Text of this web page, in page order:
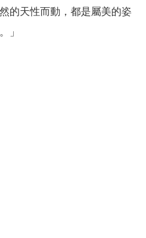
的天性而動，都是屬美的姿
」